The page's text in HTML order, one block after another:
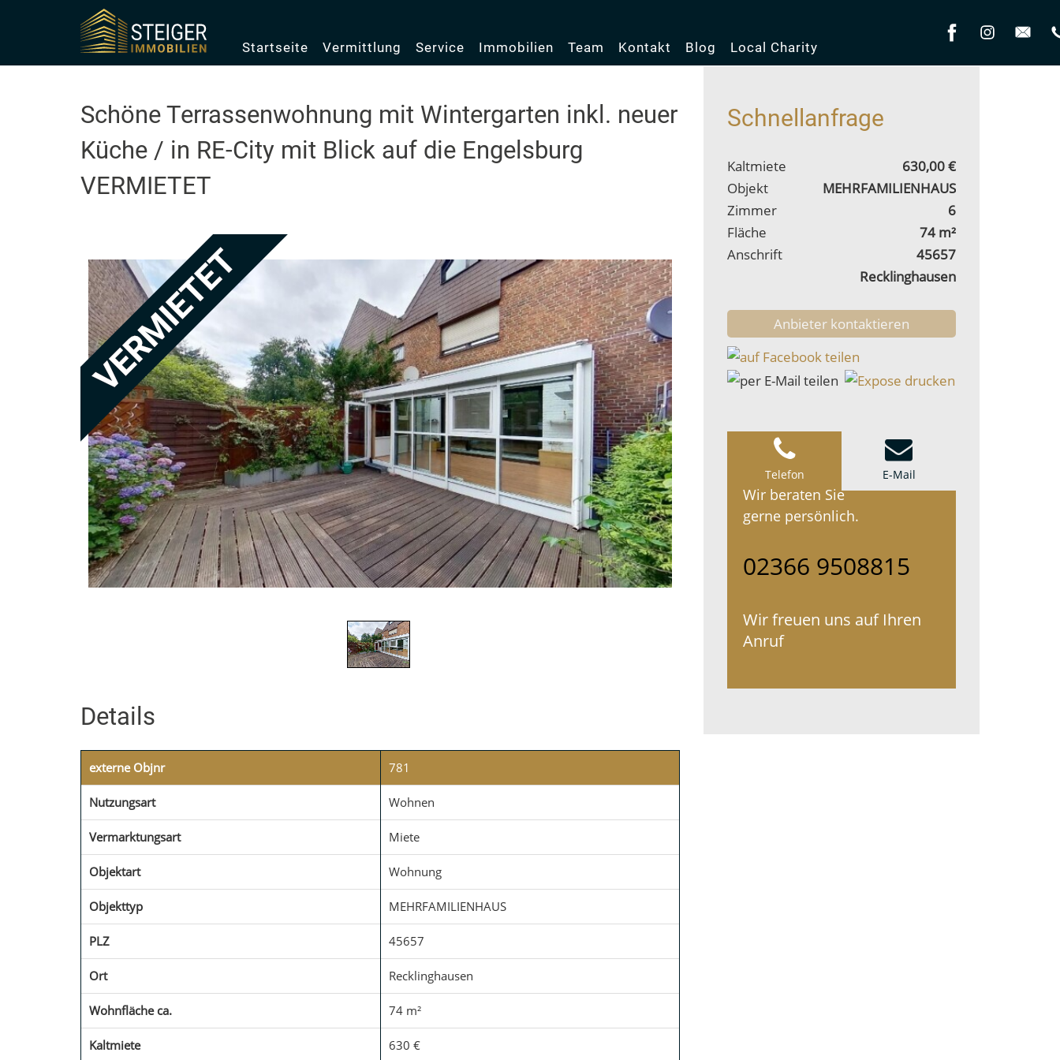
Startseite Vermittlung Service Immobilien Team Kontakt Blog Local Charity
Schnellanfrage
Kaltmiete
630,00 €
Objekt
MEHRFAMILIENHAUS
Zimmer
6
Fläche
74 m²
Anschrift
45657
Recklinghausen
Telefon E-Mail
Wir beraten Sie
gerne persönlich.
02366 9508815
Wir freuen uns auf Ihren
Anruf
Schöne Terrassenwohnung mit Wintergarten inkl. neuer
Küche / in RE-City mit Blick auf die Engelsburg
VERMIETET
Details
externe Objnr 781
Nutzungsart Wohnen
Vermarktungsart Miete
Objektart Wohnung
Objekttyp MEHRFAMILIENHAUS
PLZ 45657
Ort Recklinghausen
Wohnfläche ca. 74 m²
Kaltmiete 630 €